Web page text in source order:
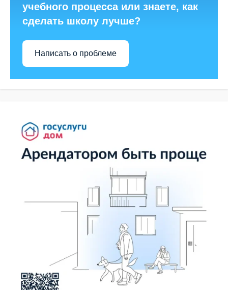
учебного процесса или знаете, как
сделать школу лучше?
Написать о проблеме